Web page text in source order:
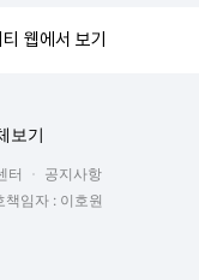
웹에서 보기
보기
터
공지사항
책임자 : 이호원